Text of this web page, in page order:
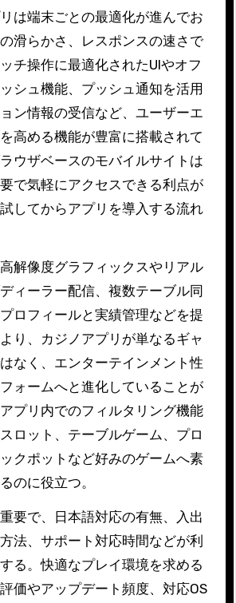
は端末ごとの最適化が進んでお
滑らかさ、レスポンスの速さで
チ操作に最適化されたUIやオフ
シュ機能、プッシュ通知を活用
ン情報の受信など、ユーザーエ
高める機能が豊富に搭載されて
ウザベースのモバイルサイトは
で気軽にアクセスできる利点が
してからアプリを導入する流れ
解像度グラフィックスやリアル
ィーラー配信、複数テーブル同
ロフィールと実績管理などを提
り、カジノアプリが単なるギャ
なく、エンターテインメント性
ォームへと進化していることが
プリ内でのフィルタリング機能
ロット、テーブルゲーム、プロ
クポットなど好みのゲームへ素
のに役立つ。
要で、日本語対応の有無、入出
法、サポート対応時間などが利
る。快適なプレイ環境を求める
価やアップデート頻度、対応OS